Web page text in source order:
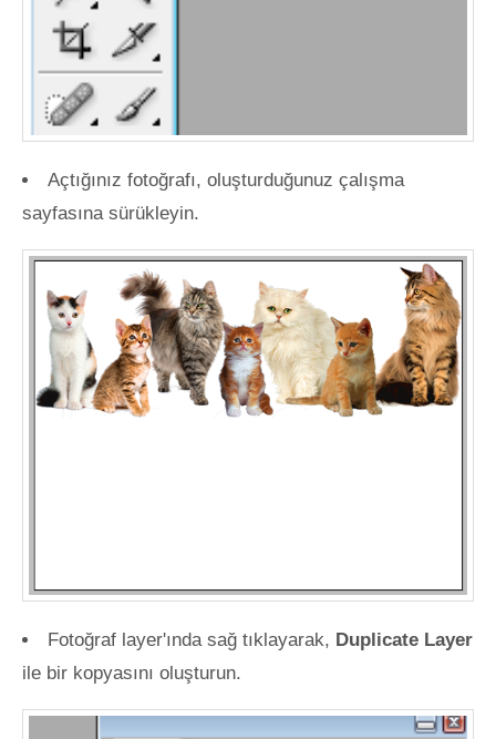
Açtığınız fotoğrafı, oluşturduğunuz çalışma
sayfasına sürükleyin.
Fotoğraf layer'ında sağ tıklayarak, Duplicate Layer
ile bir kopyasını oluşturun.